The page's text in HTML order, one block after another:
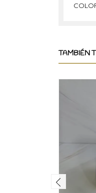
TAMBIÉN